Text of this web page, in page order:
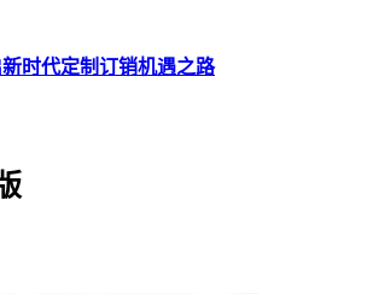
时代定制订销机遇之路